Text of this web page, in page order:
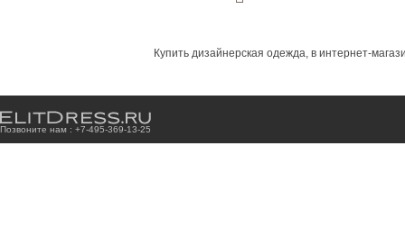
Купить дизайнерская одежда, в интернет-
Позвоните нам : +7-495-369-13-25